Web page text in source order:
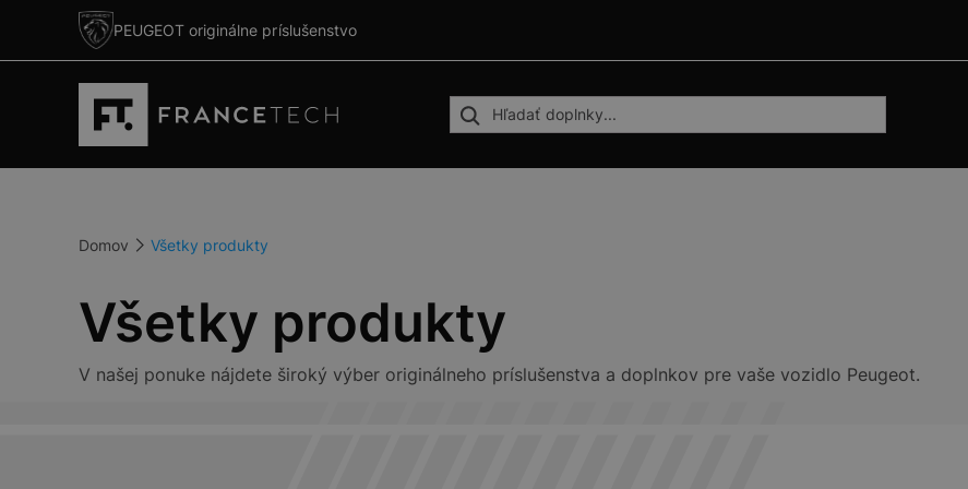
PEUGEOT originálne príslušenstvo
Domov Všetky produkty
Všetky produkty
V našej ponuke nájdete široký výber originálneho príslušenstva a doplnkov pre vaše vozidlo Peugeot.